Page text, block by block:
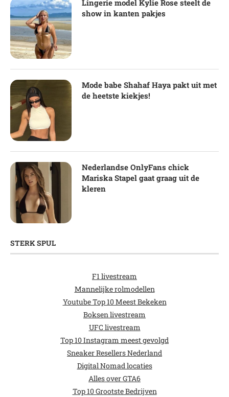
Lingerie model Kylie Rose steelt de
show in kanten pakjes
Mode babe Shahaf Haya pakt uit met
de heetste kiekjes!
Nederlandse OnlyFans chick
Mariska Stapel gaat graag uit de
kleren
STERK SPUL
F1 livestream
Mannelijke rolmodellen
Youtube Top 10 Meest Bekeken
Boksen livestream
UFC livestream
Top 10 Instagram meest gevolgd
Sneaker Resellers Nederland
Digital Nomad locaties
Alles over GTA6
Top 10 Grootste Bedrijven